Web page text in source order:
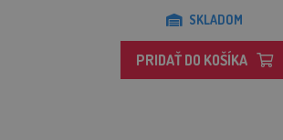
SKLADOM
PRIDAŤ DO KOŠÍKA